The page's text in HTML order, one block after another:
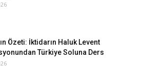
Özeti: İktidarın Haluk Levent
Türkiye Soluna Ders